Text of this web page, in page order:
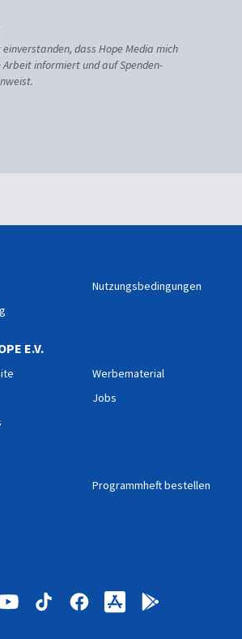
dass Hope Media mich
informiert und auf Spenden-
Nutzungsbedingungen
E.V.
Werbematerial
Jobs
Programmheft bestellen